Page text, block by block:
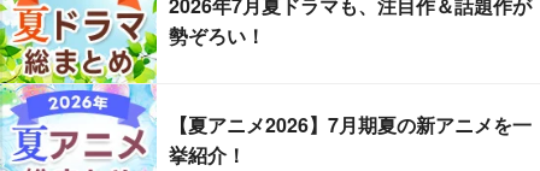
2026年7月夏ドラマも、注目作＆話題作が
勢ぞろい！
【夏アニメ2026】7月期夏の新アニメを一
挙紹介！